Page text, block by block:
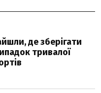
де зберігати
тривалої